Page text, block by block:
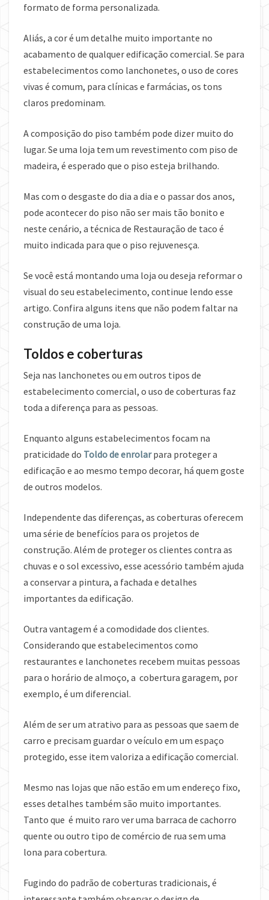
formato de forma personalizada.
Aliás, a cor é um detalhe muito importante no
acabamento de qualquer edificação comercial. Se para
estabelecimentos como lanchonetes, o uso de cores
vivas é comum, para clínicas e farmácias, os tons
claros predominam.
A composição do piso também pode dizer muito do
lugar. Se uma loja tem um revestimento com piso de
madeira, é esperado que o piso esteja brilhando.
Mas com o desgaste do dia a dia e o passar dos anos,
pode acontecer do piso não ser mais tão bonito e
neste cenário, a técnica de Restauração de taco é
muito indicada para que o piso rejuvenesça.
Se você está montando uma loja ou deseja reformar o
visual do seu estabelecimento, continue lendo esse
artigo. Confira alguns itens que não podem faltar na
construção de uma loja.
Toldos e coberturas
Seja nas lanchonetes ou em outros tipos de
estabelecimento comercial, o uso de coberturas faz
toda a diferença para as pessoas.
Enquanto alguns estabelecimentos focam na
praticidade do Toldo de enrolarpara proteger a
edificação e ao mesmo tempo decorar, há quem goste
de outros modelos.
Independente das diferenças, as coberturas oferecem
uma série de benefícios para os projetos de
construção. Além de proteger os clientes contra as
chuvas e o sol excessivo, esse acessório também ajuda
a conservar a pintura, a fachada e detalhes
importantes da edificação.
Outra vantagem é a comodidade dos clientes.
Considerando que estabelecimentos como
restaurantes e lanchonetes recebem muitas pessoas
para o horário de almoço, a cobertura garagem, por
exemplo, é um diferencial.
Além de ser um atrativo para as pessoas que saem de
carro e precisam guardar o veículo em um espaço
protegido, esse item valoriza a edificação comercial.
Mesmo nas lojas que não estão em um endereço fixo,
esses detalhes também são muito importantes.
Tanto que é muito raro ver uma barraca de cachorro
quente ou outro tipo de comércio de rua sem uma
lona para cobertura.
Fugindo do padrão de coberturas tradicionais, é